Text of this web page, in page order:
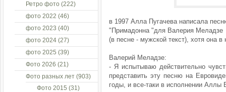
в 1997 Алла Пугачева написала
"Примадонна "для Валерия Меладзе
(в песне - мужской текст), хотя она
Валерий Меладзе:
- Я испытываю действительно
представить эту песню на
годы, и все-таки в исполнении
Ретро фото (222)
фото 2022 (46)
фото 2023 (40)
фото 2024 (27)
фото 2025 (39)
Фото 2026 (21)
Фото разных лет (903)
Фото 2015 (31)